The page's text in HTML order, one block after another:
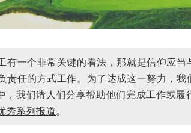
有一个非常关键的看法，那就是信仰应
责任的方式工作。为了达成这一努力，
我们请人们分享帮助他们完成工作或履
秀系列报道。